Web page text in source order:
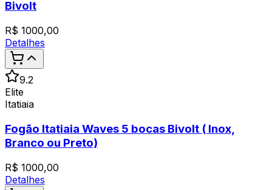
Bivolt
R$ 1000,00
Detalhes
9.2
Elite
Itatiaia
Fogão Itatiaia Waves 5 bocas Bivolt ( Inox,
Branco ou Preto)
R$ 1000,00
Detalhes